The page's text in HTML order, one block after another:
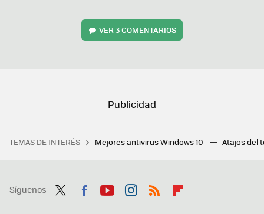
VER3 COMENTARIOS
TEMAS DE INTERÉS Mejores antivirus Windows 10 Atajos del
Síguenos